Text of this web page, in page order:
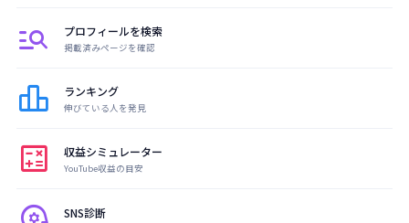
manage_search プロフィールを検索
掲載済みページを確認
leaderboard ランキング
伸びている人を発見
calculate 収益シミュレーター
YouTube収益の目安
SNS診断